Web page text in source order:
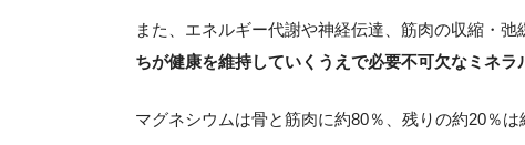
また、エネルギー代謝や神経伝達、筋肉の収縮・
ちが健康を維持していくうえで必要不可欠なミネラ
マグネシウムは骨と筋肉に約80％、残りの約20％は